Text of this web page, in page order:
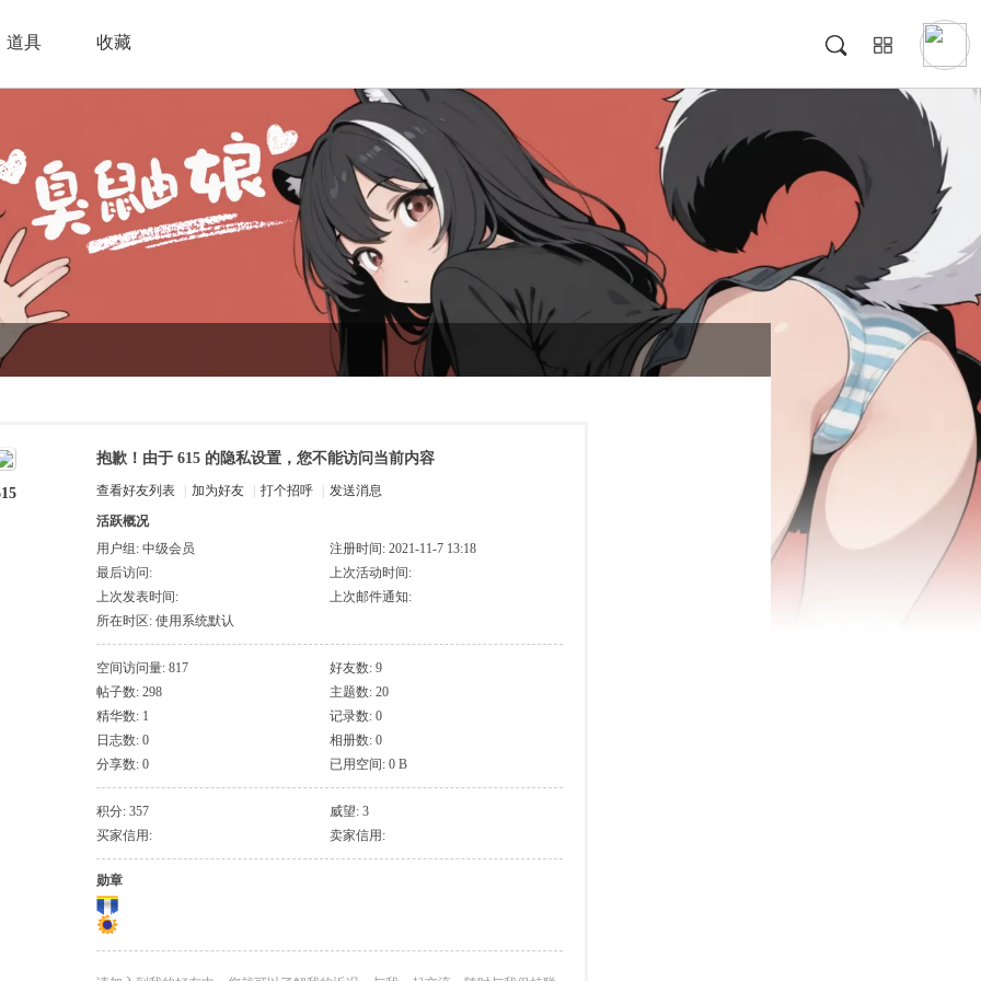
道具 收藏
抱歉！由于 615 的隐私设置，您不能访问当前内容
查看好友列表 加为好友 打个招呼
发送消息
活跃概况
用户组: 中级会员
注册时间: 2021-11-7 13:18
最后访问:
上次活动时间:
上次发表时间:
上次邮件通知:
所在时区: 使用系统默认
空间访问量: 817
好友数: 9
帖子数: 298
主题数: 20
精华数: 1
记录数: 0
日志数: 0
相册数: 0
分享数: 0
已用空间: 0 B
积分: 357
威望: 3
买家信用:
卖家信用:
勋章